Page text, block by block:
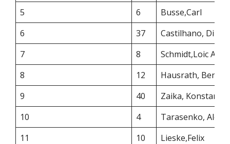
5
6
Busse,Carl
6
37
Castilhano, Dini
7
8
Schmidt,Loic Ale
8
12
Hausrath, Benjam
9
40
Zaika, Konstanti
10
4
Tarasenko, Alexa
11
10
Lieske,Felix